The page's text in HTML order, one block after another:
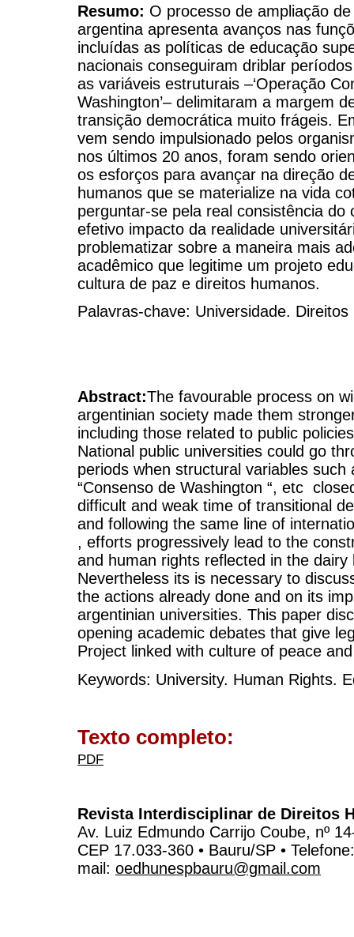
Resumo: O processo de ampliação
argentina apresenta avanços nas
incluídas as políticas de educação
nacionais conseguiram driblar
as variáveis estruturais –‘Operação
Washington’– delimitaram a margem
transição democrática muito frágeis.
vem sendo impulsionado pelos
nos últimos 20 anos, foram sendo
os esforços para avançar na direção
humanos que se materialize na vida
perguntar-se pela real consistência
efetivo impacto da realidade
problematizar sobre a maneira mais
acadêmico que legitime um projeto
cultura de paz e direitos humanos.
Palavras-chave: Universidade.
Abstract:The favourable process on
argentinian society made them
including those related to public
National public universities could go
periods when structural variables such
“Consenso de Washington “, etc
difficult and weak time of transitional
and following the same line of
, efforts progressively lead to the
and human rights reflected in the
Nevertheless its is necessary to
the actions already done and on its
argentinian universities. This paper
opening academic debates that give
Project linked with culture of peace
Keywords: University. Human Rights.
Texto completo:
PDF
Revista Interdisciplinar de Direitos
Av. Luiz Edmundo Carrijo Coube, nº
CEP 17.033-360 • Bauru/SP •
mail: oedhunespbauru@gmail.com